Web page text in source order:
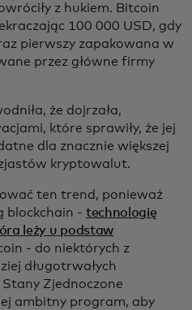
z hukiem. Bitcoin
100 000 USD, gdy
pierwszy zapakowana w
przez główne firmy
że dojrzała,
które sprawiły, że jej
dla znacznie większej
kryptowalut.
ten trend, ponieważ
blockchain - technologię
leży u podstaw
- do niektórych z
długotrwałych
Zjednoczone
ambitny program, aby